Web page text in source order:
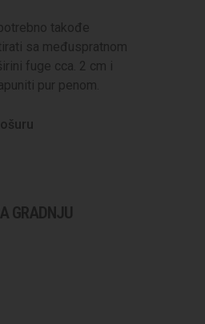
takođe
sa međuspratnom
fuge cca. 2 cm i
pur penom.
GRADNJU